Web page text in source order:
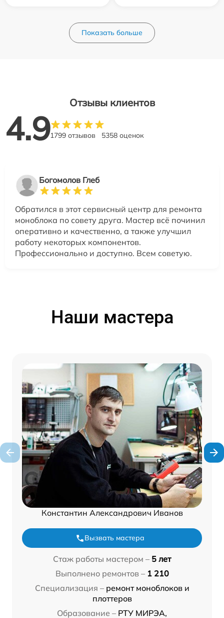
Показать больше
Отзывы клиентов
4.91799 отзывов 5358 оценок
Богомолов Глеб
Обратился в этот сервисный центр для ремонта
моноблока по совету друга. Мастер всё починил
оперативно и качественно, а также улучшил
работу некоторых компонентов.
Профессионально и доступно. Всем советую.
Наши мастера
Константин Александрович Иванов
Вызвать мастера
Стаж работы мастером – 5 лет
Выполнено ремонтов – 1 210
Специализация – ремонт моноблоков и
плоттеров
Образование – РТУ МИРЭА,